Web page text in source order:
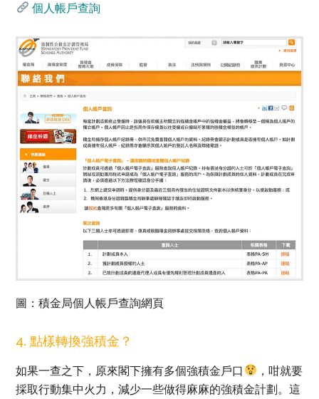
個人帳戶查詢
圖：積金局個人帳戶查詢網頁
4. 點樣轉換強積金？
如果一查之下，原來閣下擁有多個強積金戶口
，咁就要
採取行動集中火力，減少一些做得麻麻的強積金計劃。這